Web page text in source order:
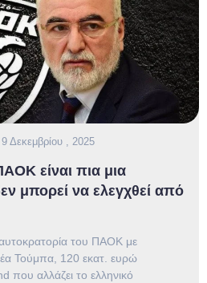
9 Δεκεμβρίου , 2025
είναι πια μια
μπορεί να ελεγχθεί από
του ΠΑΟΚ με
Τούμπα, 120 εκατ. ευρώ
που αλλάζει το ελληνικό